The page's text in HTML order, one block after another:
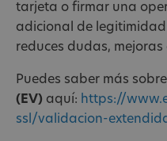
tarjeta o firmar una
adicional de
reduces dudas, mejoras
Puedes saber más sobre
(EV) aquí: https://
ssl/validacion-